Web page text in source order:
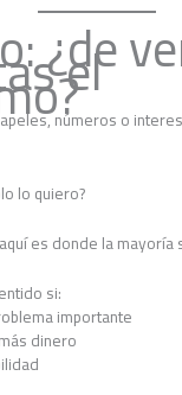
¿de
el
números o
lo quiero?
es donde la mayoría
si:
importante
dinero